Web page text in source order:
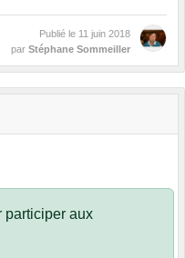
Publié le 11 juin 2018
par Stéphane Sommeiller
participer aux